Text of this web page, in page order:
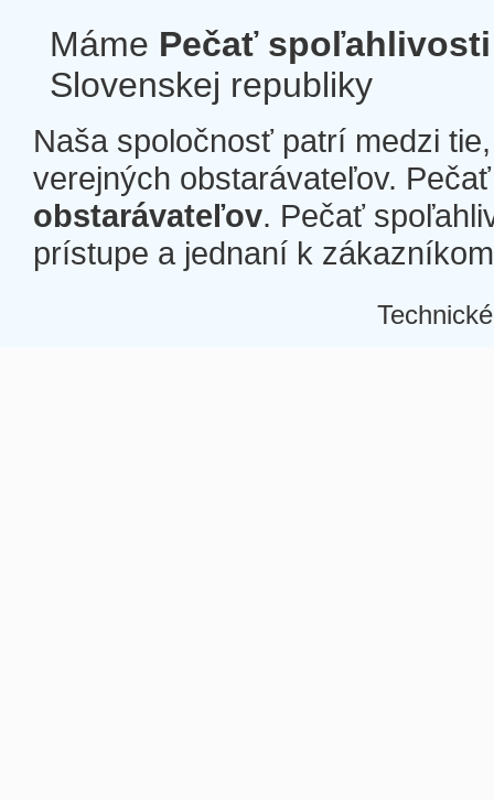
Máme Pečať spoľahlivosti
Slovenskej republiky
Naša spoločnosť patrí medzi
verejných obstarávateľov.
obstarávateľov. Pečať
prístupe a jednaní k